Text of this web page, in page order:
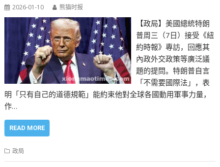
2026-01-10 熊猫时报
【政局】美國總統特朗
普周三（7日）接受《紐
約時報》專訪，回應其
內政外交政策等廣泛議
題的提問。特朗普自言
「不需要國際法」，表
明「只有自己的道德規範」能約束他對全球各國動用軍事力量，
作…
READ MORE
政局